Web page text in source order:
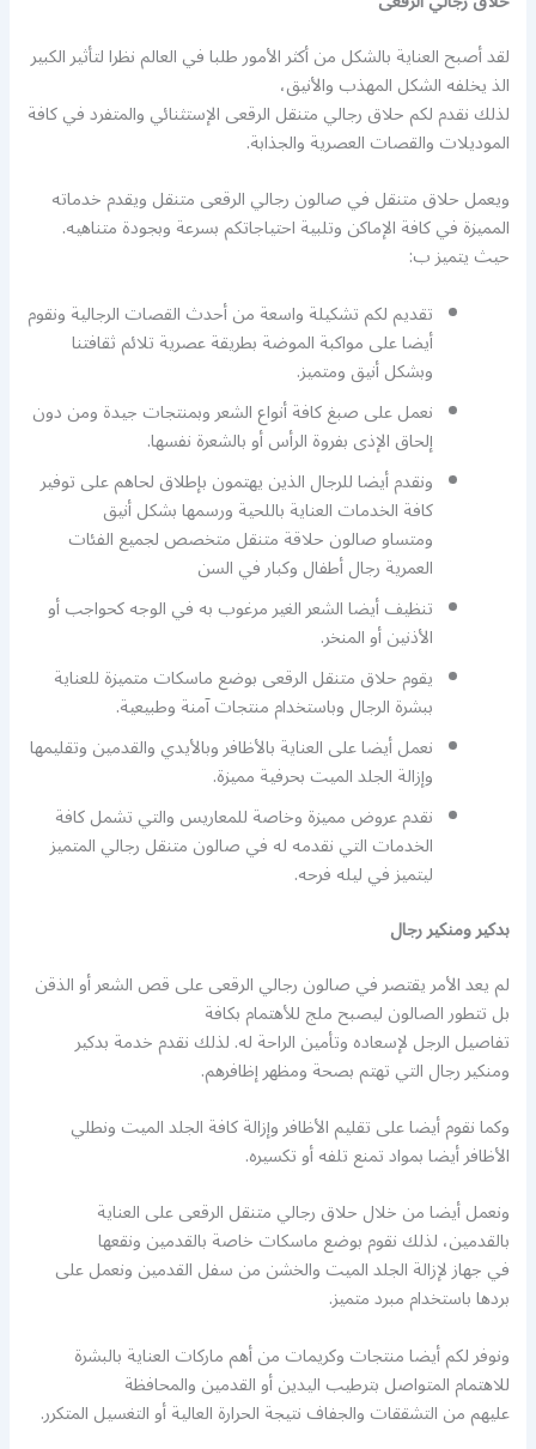
لقد أصبح العناية بالشكل من أكثر الأمور طلبا في العالم نظرا لتأثير الكبير
الذ يخلفه الشكل المهذب والأنيق،
لذلك نقدم لكم حلاق رجالي متنقل الرقعى الإستثنائي والمتفرد في كافة
الموديلات والقصات العصرية والجذابة.
ويعمل حلاق متنقل في صالون رجالي الرقعى متنقل ويقدم خدماته
المميزة في كافة الإماكن وتلبية احتياجاتكم بسرعة وبجودة متناهيه.
حيث يتميز ب:
تقديم لكم تشكيلة واسعة من أحدث القصات الرجالية ونقوم
أيضا على مواكبة الموضة بطريقة عصرية تلائم ثقافتنا
وبشكل أنيق ومتميز.
نعمل على صبغ كافة أنواع الشعر وبمنتجات جيدة ومن دون
إلحاق الإذى بفروة الرأس أو بالشعرة نفسها.
ونقدم أيضا للرجال الذين يهتمون بإطلاق لحاهم على توفير
كافة الخدمات العناية باللحية ورسمها بشكل أنيق
ومتساو صالون حلاقة متنقل متخصص لجميع الفئات
العمرية رجال أطفال وكبار في السن
تنظيف أيضا الشعر الغير مرغوب به في الوجه كحواجب أو
الأذنين أو المنخر.
يقوم حلاق متنقل الرقعى بوضع ماسكات متميزة للعناية
ببشرة الرجال وباستخدام منتجات آمنة وطبيعية.
نعمل أيضا على العناية بالأظافر وبالأيدي والقدمين وتقليمها
وإزالة الجلد الميت بحرفية مميزة.
نقدم عروض مميزة وخاصة للمعاريس والتي تشمل كافة
الخدمات التي نقدمه له في صالون متنقل رجالي المتميز
ليتميز في ليله فرحه.
بدكير ومنكير رجال
لم يعد الأمر يقتصر في صالون رجالي الرقعى على قص الشعر أو الذقن
بل تتطور الصالون ليصبح ملج للأهتمام بكافة
تفاصيل الرجل لإسعاده وتأمين الراحة له. لذلك نقدم خدمة بدكير
ومنكير رجال التي تهتم بصحة ومظهر إظافرهم.
وكما نقوم أيضا على تقليم الأظافر وإزالة كافة الجلد الميت ونطلي
الأظافر أيضا بمواد تمنع تلفه أو تكسيره.
ونعمل أيضا من خلال حلاق رجالي متنقل الرقعى على العناية
بالقدمين، لذلك نقوم بوضع ماسكات خاصة بالقدمين ونقعها
في جهاز لإزالة الجلد الميت والخشن من سفل القدمين ونعمل على
بردها باستخدام مبرد متميز.
ونوفر لكم أيضا منتجات وكريمات من أهم ماركات العناية بالبشرة
للاهتمام المتواصل بترطيب اليدين أو القدمين والمحافظة
عليهم من التشققات والجفاف نتيجة الحرارة العالية أو التغسيل المتكرر.